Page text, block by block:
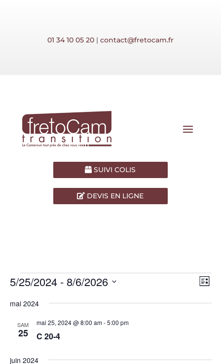
01 34 10 05 20| contact@fretocam.fr
SUIVI COLIS
DEVIS EN LIGNE
Évènements
de
Liste
5/25/2024 - 8/6/2026
une
mai 2024
SAM
25 C 20-4
mai 25, 2024 @ 8:00 am-5:00 pm
juin 2024